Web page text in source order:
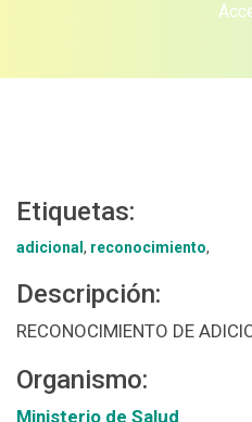
Etiquetas:
adicional , reconocimiento,
Descripción:
RECONOCIMIENTO DE
Organismo:
Ministerio de Salud